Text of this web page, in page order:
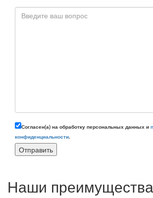
Согласен(а) на обработку персональных данных и
конфиденциальности.
Наши преимущества